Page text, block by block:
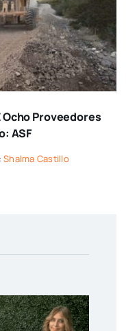
Ocho Proveedores
ASF
Shalma Castillo